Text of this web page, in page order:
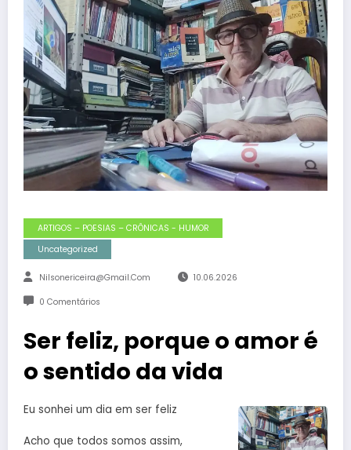
ARTIGOS – POESIAS – CRÔNICAS - HUMOR
Uncategorized
Nilsonericeira@gmail.com 10.06.2026
0 Comentários
Ser feliz, porque o amor é
o sentido da vida
Eu sonhei um dia em ser feliz
Acho que todos somos assim,